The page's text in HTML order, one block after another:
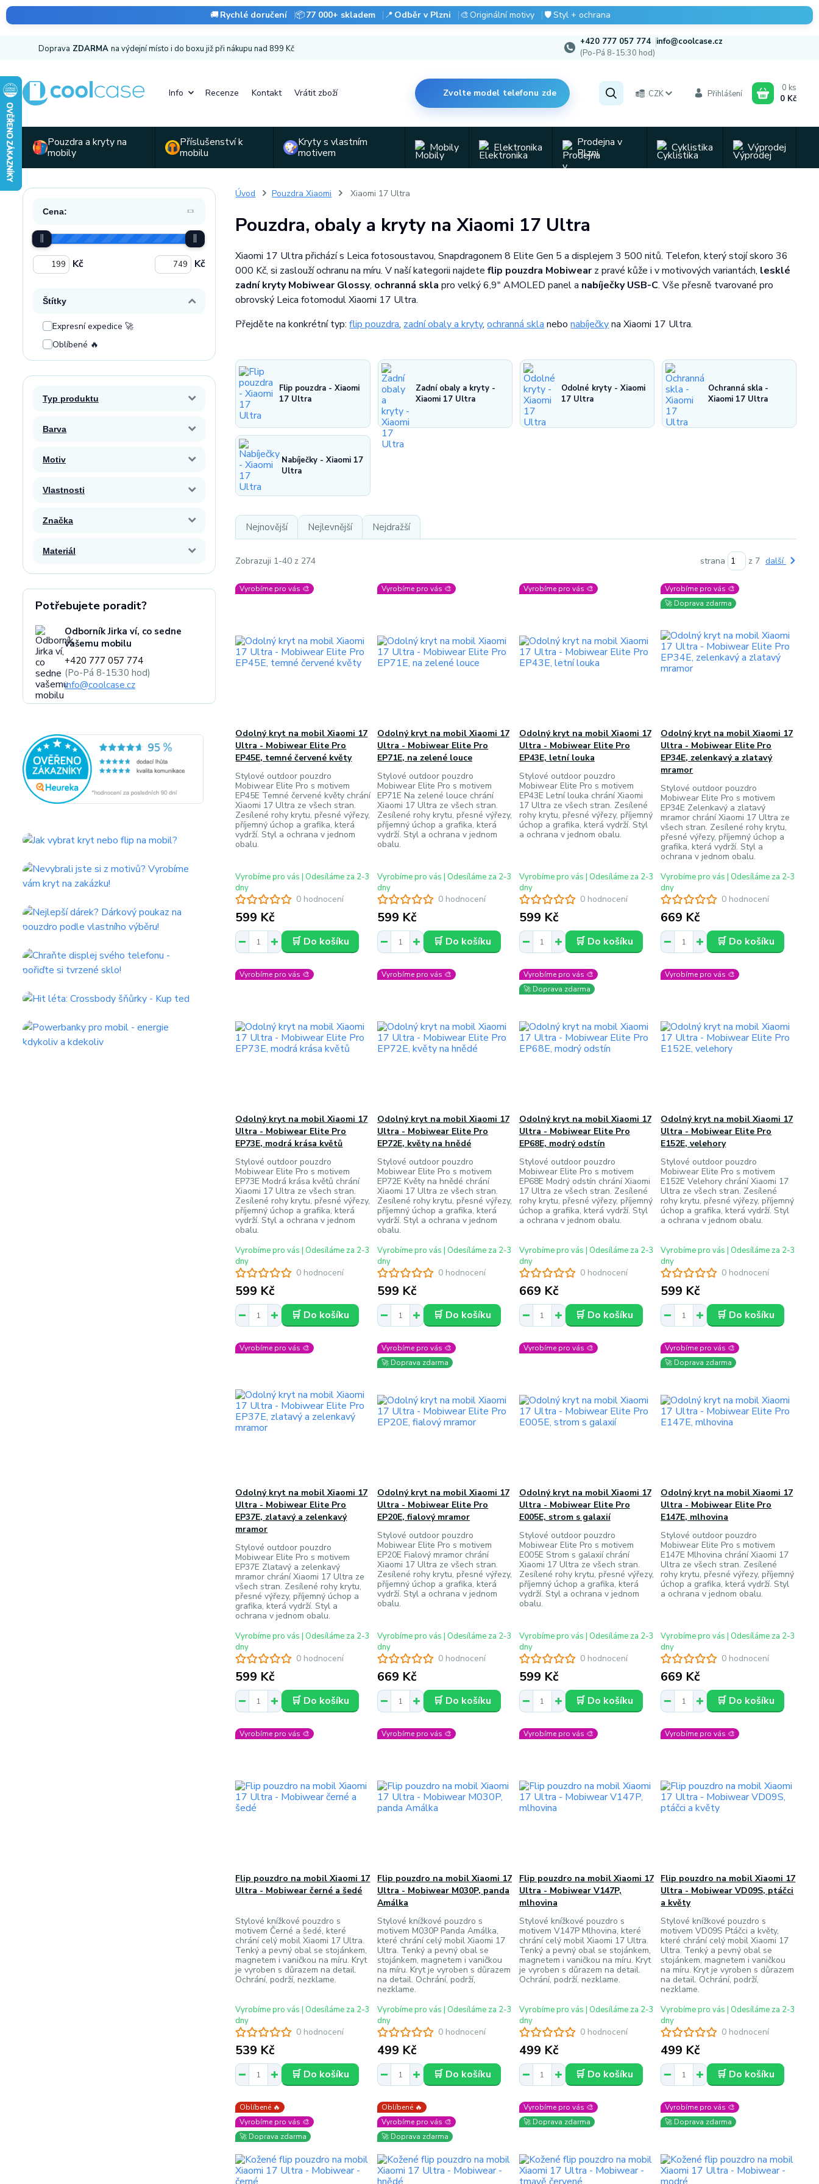
🚚Rychlé doručení 📦77 000+ skladem 📍 Odběr v Plzni 🎨Originální motivy 🛡️Styl + ochrana
Doprava ZDARMA na výdejní místo i do boxu již při nákupu nad 899 Kč
+420 777 057 774 info@coolcase.cz
(Po-Pá 8-15:30 hod)
Info Recenze Kontakt Vrátit zboží Zvolte model telefonu zde CZK Přihlášení
0 ks
0 Kč
Pouzdra a kryty na
mobily
Příslušenství k
mobilu
Kryty s vlastním
motivem
Mobily Elektronika
Prodejna v
Plzni
Cyklistika Výprodej
Cena:
Kč Kč
Štítky
Expresní expedice 🚀
Oblíbené 🔥
Typ produktu
Barva
Motiv
Vlastnosti
Značka
Materiál
Potřebujete poradit?
Odborník Jirka ví, co sedne
vašemu mobilu
+420 777 057 774
(Po-Pá 8-15:30 hod)
info@coolcase.cz
Úvod Pouzdra Xiaomi Xiaomi 17 Ultra
Pouzdra, obaly a kryty na Xiaomi 17 Ultra
Xiaomi 17 Ultra přichází s Leica fotosoustavou, Snapdragonem 8 Elite Gen 5 a displejem 3 500 nitů. Telefon, který stojí skoro 36
000 Kč, si zaslouží ochranu na míru. V naší kategorii najdeteflip pouzdra Mobiwearz pravé kůže i v motivových variantách, lesklé
zadní kryty Mobiwear Glossy, ochranná skla pro velký 6,9" AMOLED panel a nabíječky USB-C. Vše přesně tvarované pro
obrovský Leica fotomodul Xiaomi 17 Ultra.
Přejděte na konkrétní typ:flip pouzdra, zadní obaly a kryty,ochranná skla nebonabíječkyna Xiaomi 17 Ultra.
Flip pouzdra - Xiaomi
17 Ultra
Zadní obaly a kryty -
Xiaomi 17 Ultra
Odolné kryty - Xiaomi
17 Ultra
Ochranná skla -
Xiaomi 17 Ultra
Nabíječky - Xiaomi 17
Ultra
Nejnovější Nejlevnější Nejdražší
Zobrazuji 1-40 z 274 strana z 7 další
Vyrobíme pro vás 🎨
0 hodnocení
Odolný kryt na mobil Xiaomi 17
Ultra - Mobiwear Elite Pro
EP45E, temné červené květy
Stylové outdoor pouzdro
Mobiwear Elite Pro s motivem
EP45E Temné červené květy chrání
Xiaomi 17 Ultra ze všech stran.
Zesílené rohy krytu, přesné výřezy,
příjemný úchop a grafika, která
vydrží. Styl a ochrana v jednom
obalu.
599 Kč
Vyrobíme pro vás | Odesíláme za 2-3
dny
🛒 Do košíku
Vyrobíme pro vás 🎨
0 hodnocení
Odolný kryt na mobil Xiaomi 17
Ultra - Mobiwear Elite Pro
EP71E, na zelené louce
Stylové outdoor pouzdro
Mobiwear Elite Pro s motivem
EP71E Na zelené louce chrání
Xiaomi 17 Ultra ze všech stran.
Zesílené rohy krytu, přesné výřezy,
příjemný úchop a grafika, která
vydrží. Styl a ochrana v jednom
obalu.
599 Kč
Vyrobíme pro vás | Odesíláme za 2-3
dny
🛒 Do košíku
Vyrobíme pro vás 🎨
0 hodnocení
Odolný kryt na mobil Xiaomi 17
Ultra - Mobiwear Elite Pro
EP43E, letní louka
Stylové outdoor pouzdro
Mobiwear Elite Pro s motivem
EP43E Letní louka chrání Xiaomi
17 Ultra ze všech stran. Zesílené
rohy krytu, přesné výřezy, příjemný
úchop a grafika, která vydrží. Styl
a ochrana v jednom obalu.
599 Kč
Vyrobíme pro vás | Odesíláme za 2-3
dny
🛒 Do košíku
Vyrobíme pro vás 🎨
🚀 Doprava zdarma
0 hodnocení
Odolný kryt na mobil Xiaomi 17
Ultra - Mobiwear Elite Pro
EP34E, zelenkavý a zlatavý
mramor
Stylové outdoor pouzdro
Mobiwear Elite Pro s motivem
EP34E Zelenkavý a zlatavý
mramor chrání Xiaomi 17 Ultra ze
všech stran. Zesílené rohy krytu,
přesné výřezy, příjemný úchop a
grafika, která vydrží. Styl a
ochrana v jednom obalu.
669 Kč
Vyrobíme pro vás | Odesíláme za 2-3
dny
🛒 Do košíku
Vyrobíme pro vás 🎨
0 hodnocení
Odolný kryt na mobil Xiaomi 17
Ultra - Mobiwear Elite Pro
EP73E, modrá krása květů
Stylové outdoor pouzdro
Mobiwear Elite Pro s motivem
EP73E Modrá krása květů chrání
Xiaomi 17 Ultra ze všech stran.
Zesílené rohy krytu, přesné výřezy,
příjemný úchop a grafika, která
vydrží. Styl a ochrana v jednom
obalu.
599 Kč
Vyrobíme pro vás | Odesíláme za 2-3
dny
🛒 Do košíku
Vyrobíme pro vás 🎨
0 hodnocení
Odolný kryt na mobil Xiaomi 17
Ultra - Mobiwear Elite Pro
EP72E, květy na hnědé
Stylové outdoor pouzdro
Mobiwear Elite Pro s motivem
EP72E Květy na hnědé chrání
Xiaomi 17 Ultra ze všech stran.
Zesílené rohy krytu, přesné výřezy,
příjemný úchop a grafika, která
vydrží. Styl a ochrana v jednom
obalu.
599 Kč
Vyrobíme pro vás | Odesíláme za 2-3
dny
🛒 Do košíku
Vyrobíme pro vás 🎨
🚀 Doprava zdarma
0 hodnocení
Odolný kryt na mobil Xiaomi 17
Ultra - Mobiwear Elite Pro
EP68E, modrý odstín
Stylové outdoor pouzdro
Mobiwear Elite Pro s motivem
EP68E Modrý odstín chrání Xiaomi
17 Ultra ze všech stran. Zesílené
rohy krytu, přesné výřezy, příjemný
úchop a grafika, která vydrží. Styl
a ochrana v jednom obalu.
669 Kč
Vyrobíme pro vás | Odesíláme za 2-3
dny
🛒 Do košíku
Vyrobíme pro vás 🎨
0 hodnocení
Odolný kryt na mobil Xiaomi 17
Ultra - Mobiwear Elite Pro
E152E, velehory
Stylové outdoor pouzdro
Mobiwear Elite Pro s motivem
E152E Velehory chrání Xiaomi 17
Ultra ze všech stran. Zesílené
rohy krytu, přesné výřezy, příjemný
úchop a grafika, která vydrží. Styl
a ochrana v jednom obalu.
599 Kč
Vyrobíme pro vás | Odesíláme za 2-3
dny
🛒 Do košíku
Vyrobíme pro vás 🎨
0 hodnocení
Odolný kryt na mobil Xiaomi 17
Ultra - Mobiwear Elite Pro
EP37E, zlatavý a zelenkavý
mramor
Stylové outdoor pouzdro
Mobiwear Elite Pro s motivem
EP37E Zlatavý a zelenkavý
mramor chrání Xiaomi 17 Ultra ze
všech stran. Zesílené rohy krytu,
přesné výřezy, příjemný úchop a
grafika, která vydrží. Styl a
ochrana v jednom obalu.
599 Kč
Vyrobíme pro vás | Odesíláme za 2-3
dny
🛒 Do košíku
Vyrobíme pro vás 🎨
🚀 Doprava zdarma
0 hodnocení
Odolný kryt na mobil Xiaomi 17
Ultra - Mobiwear Elite Pro
EP20E, fialový mramor
Stylové outdoor pouzdro
Mobiwear Elite Pro s motivem
EP20E Fialový mramor chrání
Xiaomi 17 Ultra ze všech stran.
Zesílené rohy krytu, přesné výřezy,
příjemný úchop a grafika, která
vydrží. Styl a ochrana v jednom
obalu.
669 Kč
Vyrobíme pro vás | Odesíláme za 2-3
dny
🛒 Do košíku
Vyrobíme pro vás 🎨
0 hodnocení
Odolný kryt na mobil Xiaomi 17
Ultra - Mobiwear Elite Pro
E005E, strom s galaxií
Stylové outdoor pouzdro
Mobiwear Elite Pro s motivem
E005E Strom s galaxií chrání
Xiaomi 17 Ultra ze všech stran.
Zesílené rohy krytu, přesné výřezy,
příjemný úchop a grafika, která
vydrží. Styl a ochrana v jednom
obalu.
599 Kč
Vyrobíme pro vás | Odesíláme za 2-3
dny
🛒 Do košíku
Vyrobíme pro vás 🎨
🚀 Doprava zdarma
0 hodnocení
Odolný kryt na mobil Xiaomi 17
Ultra - Mobiwear Elite Pro
E147E, mlhovina
Stylové outdoor pouzdro
Mobiwear Elite Pro s motivem
E147E Mlhovina chrání Xiaomi 17
Ultra ze všech stran. Zesílené
rohy krytu, přesné výřezy, příjemný
úchop a grafika, která vydrží. Styl
a ochrana v jednom obalu.
669 Kč
Vyrobíme pro vás | Odesíláme za 2-3
dny
🛒 Do košíku
Vyrobíme pro vás 🎨
0 hodnocení
Flip pouzdro na mobil Xiaomi 17
Ultra - Mobiwear černé a šedé
Stylové knížkové pouzdro s
motivem Černé a šedé, které
chrání celý mobil Xiaomi 17 Ultra.
Tenký a pevný obal se stojánkem,
magnetem i vaničkou na míru. Kryt
je vyroben s důrazem na detail.
Ochrání, podrží, nezklame.
539 Kč
Vyrobíme pro vás | Odesíláme za 2-3
dny
🛒 Do košíku
Vyrobíme pro vás 🎨
0 hodnocení
Flip pouzdro na mobil Xiaomi 17
Ultra - Mobiwear M030P, panda
Amálka
Stylové knížkové pouzdro s
motivem M030P Panda Amálka,
které chrání celý mobil Xiaomi 17
Ultra. Tenký a pevný obal se
stojánkem, magnetem i vaničkou
na míru. Kryt je vyroben s důrazem
na detail. Ochrání, podrží,
nezklame.
499 Kč
Vyrobíme pro vás | Odesíláme za 2-3
dny
🛒 Do košíku
Vyrobíme pro vás 🎨
0 hodnocení
Flip pouzdro na mobil Xiaomi 17
Ultra - Mobiwear V147P,
mlhovina
Stylové knížkové pouzdro s
motivem V147P Mlhovina, které
chrání celý mobil Xiaomi 17 Ultra.
Tenký a pevný obal se stojánkem,
magnetem i vaničkou na míru. Kryt
je vyroben s důrazem na detail.
Ochrání, podrží, nezklame.
499 Kč
Vyrobíme pro vás | Odesíláme za 2-3
dny
🛒 Do košíku
Vyrobíme pro vás 🎨
0 hodnocení
Flip pouzdro na mobil Xiaomi 17
Ultra - Mobiwear VD09S, ptáčci
a květy
Stylové knížkové pouzdro s
motivem VD09S Ptáčci a květy,
které chrání celý mobil Xiaomi 17
Ultra. Tenký a pevný obal se
stojánkem, magnetem i vaničkou
na míru. Kryt je vyroben s důrazem
na detail. Ochrání, podrží,
nezklame.
499 Kč
Vyrobíme pro vás | Odesíláme za 2-3
dny
🛒 Do košíku
Oblíbené 🔥
Vyrobíme pro vás 🎨
🚀 Doprava zdarma
Oblíbené 🔥
Vyrobíme pro vás 🎨
🚀 Doprava zdarma
Vyrobíme pro vás 🎨
🚀 Doprava zdarma
Vyrobíme pro vás 🎨
🚀 Doprava zdarma